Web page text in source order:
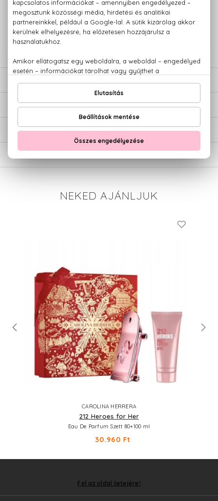
100% eredeti termékek,14 napos visszaküldési garanciával
Kérdésed van, elakadtál? Hívd ügyfélszolgálatunkat: +36 20
779 1926
ÉRTÉKELÉSEK (0)
SZÁLLÍTÁS
NEKED AJÁNLJUK
CAROLINA HERRERA
212 Heroes for Her
Eau De Parfum Szett 80+100 ml
30.960 Ft
Fel az oldal tetejére!